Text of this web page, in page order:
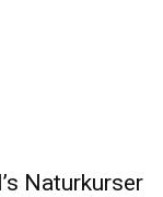
Naturkurser